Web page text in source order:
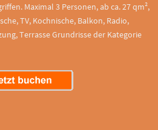
Maximal 3 Personen, ab ca. 27 qm²,
TV, Kochnische, Balkon, Radio,
Terrasse Grundrisse der Kategorie